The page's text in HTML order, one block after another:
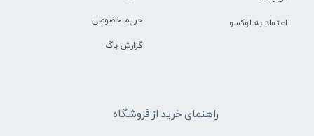
راهنمای خرید از فروشگاه
حریم خصوصی
گزارش باگ
اعتماد به لوکسو